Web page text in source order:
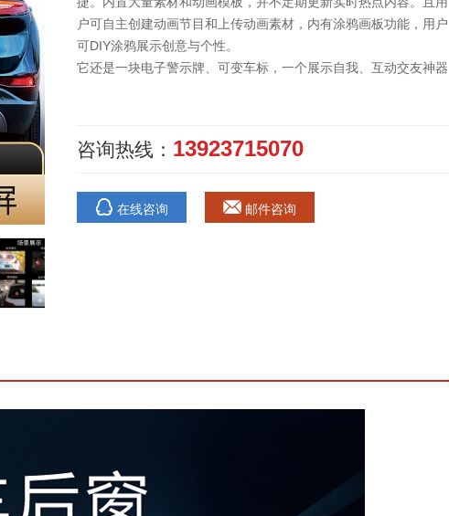
户可自主创建动画节目和上传动画素材，内有涂鸦画板功能，用户
可DIY涂鸦展示创意与个性。
它还是一块电子警示牌、可变车标，一个展示自我、互动交友神器
咨询热线： 13923715070
在线咨询 邮件咨询